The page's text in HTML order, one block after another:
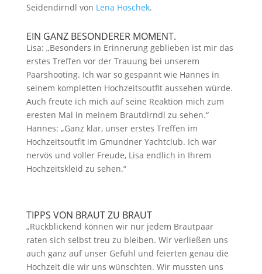
Seidendirndl von Lena Hoschek.
EIN GANZ BESONDERER MOMENT.
Lisa: „Besonders in Erinnerung geblieben ist mir das
erstes Treffen vor der Trauung bei unserem
Paarshooting. Ich war so gespannt wie Hannes in
seinem kompletten Hochzeitsoutfit aussehen würde.
Auch freute ich mich auf seine Reaktion mich zum
eresten Mal in meinem Brautdirndl zu sehen.“
Hannes: „Ganz klar, unser erstes Treffen im
Hochzeitsoutfit im Gmundner Yachtclub. Ich war
nervös und voller Freude, Lisa endlich in Ihrem
Hochzeitskleid zu sehen.“
TIPPS VON BRAUT ZU BRAUT
„Rückblickend können wir nur jedem Brautpaar
raten sich selbst treu zu bleiben. Wir verließen uns
auch ganz auf unser Gefühl und feierten genau die
Hochzeit die wir uns wünschten. Wir mussten uns